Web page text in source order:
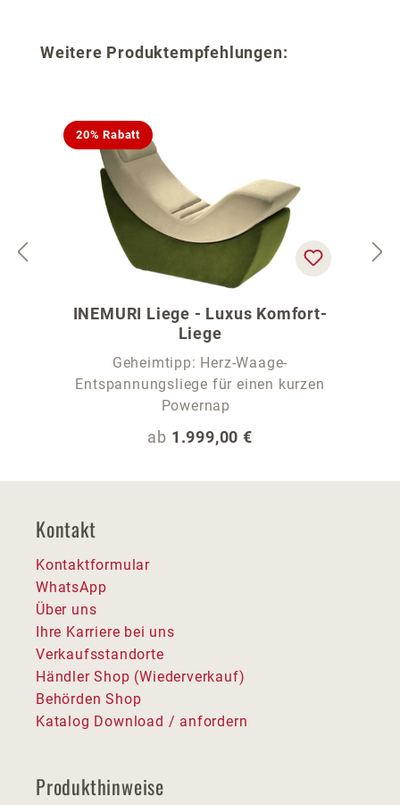
Produktgalerie überspringen
Weitere Produktempfehlungen:
20% Rabatt
INEMURI Liege - Luxus Komfort-
Liege
Geheimtipp: Herz-Waage-
Entspannungsliege für einen kurzen
Powernap
Regulärer Preis:
ab 1.999,00 €
Kontakt
Kontaktformular
WhatsApp
Über uns
Ihre Karriere bei uns
Verkaufsstandorte
Händler Shop (Wiederverkauf)
Behörden Shop
Katalog Download / anfordern
Produkthinweise